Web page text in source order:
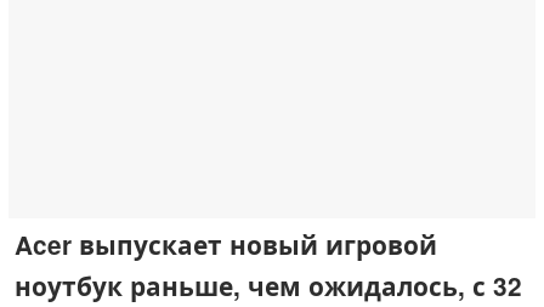
Acer выпускает новый игровой
ноутбук раньше, чем ожидалось, с 32